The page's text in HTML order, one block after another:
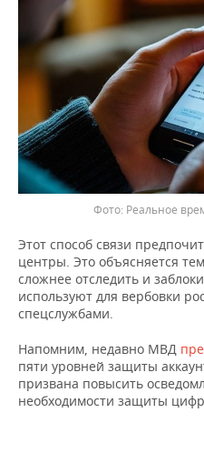
Реальное
Этот способ связи
центры. Это объясняется
сложнее отследить и
используют для вербовки
спецслужбами.
Напомним, недавно МВД
пяти уровней защиты
призвана повысить
необходимости защиты